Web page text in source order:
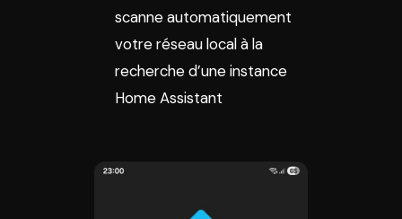
scanne automatiquement
votre réseau local à la
recherche d’une instance
Home Assistant